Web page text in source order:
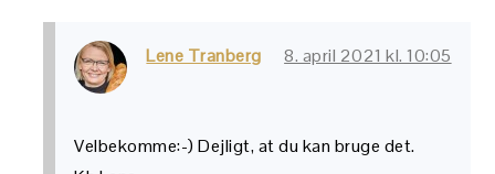
Lene Tranberg 8. april 2021 kl. 10:05
Velbekomme:-) Dejligt, at du kan bruge det.